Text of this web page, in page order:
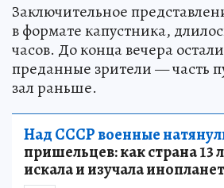
Заключительное
в формате капустника,
часов. До конца вечера
преданные зрители — часть
зал раньше.
Над СССР военные
пришельцев: как страна 13
искала и изучала